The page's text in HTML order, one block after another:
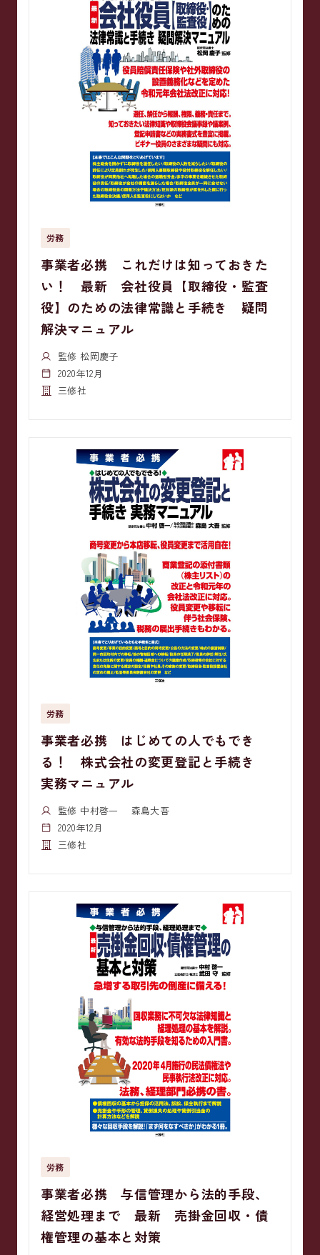
労務
事業者必携 これだけは知っておきた
い！ 最新 会社役員【取締役・監査
役】のための法律常識と手続き 疑問
解決マニュアル
監修 松岡慶子
2020年12月
三修社
労務
事業者必携 はじめての人でもでき
る！ 株式会社の変更登記と手続き
実務マニュアル
監修 中村啓一 森島大吾
2020年12月
三修社
労務
事業者必携 与信管理から法的手段、
経営処理まで 最新 売掛金回収・債
権管理の基本と対策